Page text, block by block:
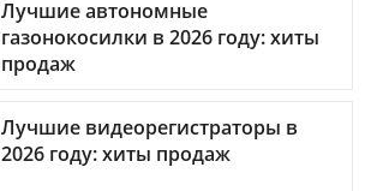
Лучшие автономные
газонокосилки в 2026 году: хиты
продаж
Лучшие видеорегистраторы в
2026 году: хиты продаж